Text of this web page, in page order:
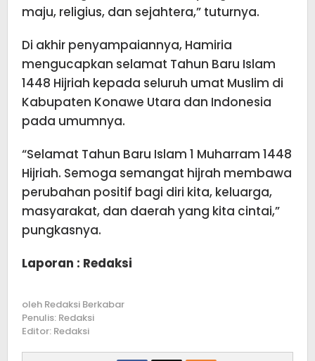
maju, religius, dan sejahtera,” tuturnya.
Di akhir penyampaiannya, Hamiria
mengucapkan selamat Tahun Baru Islam
1448 Hijriah kepada seluruh umat Muslim di
Kabupaten Konawe Utara dan Indonesia
pada umumnya.
“Selamat Tahun Baru Islam 1 Muharram 1448
Hijriah. Semoga semangat hijrah membawa
perubahan positif bagi diri kita, keluarga,
masyarakat, dan daerah yang kita cintai,”
pungkasnya.
Laporan : Redaksi
oleh Redaksi Berkabar
Penulis: Redaksi
Editor: Redaksi